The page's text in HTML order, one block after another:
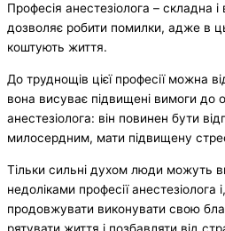
Професія анестезіолога – складна
дозволяє робити помилки, адже в
коштують життя.
До труднощів цієї професії можна
вона висуває підвищені вимоги до
анестезіолога: він повинен бути
милосердним, мати підвищену
Тільки сильні духом люди можуть
недоліками професії
продовжувати виконувати свою